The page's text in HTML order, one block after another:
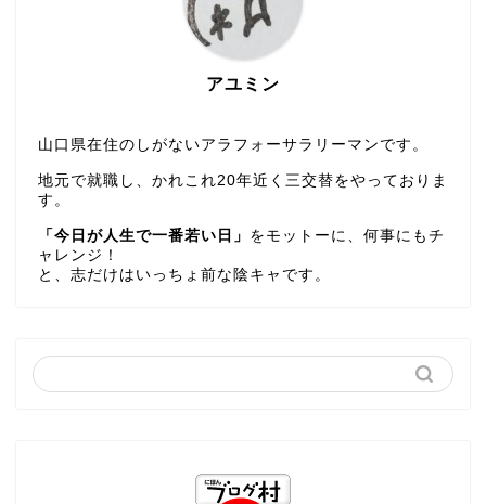
アユミン
山口県在住のしがないアラフォーサラリーマンです。
地元で就職し、かれこれ20年近く三交替をやっておりま
す。
「今日が人生で一番若い日」 をモットーに、何事にもチ
ャレンジ！
と、志だけはいっちょ前な陰キャです。